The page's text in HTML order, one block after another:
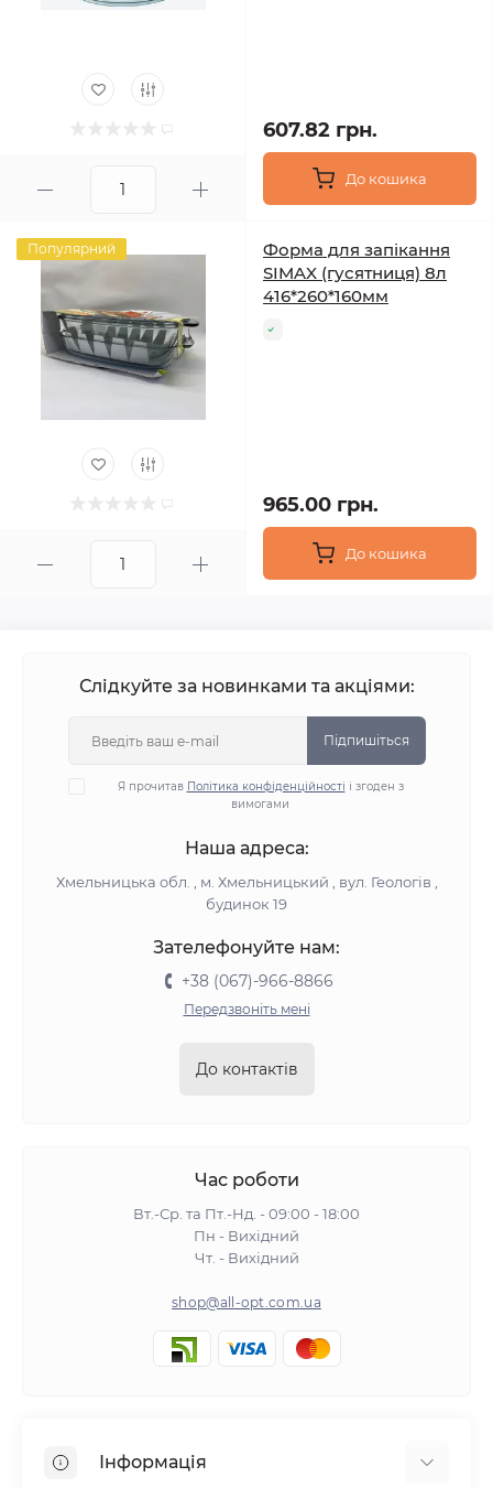
607.82 грн.
До кошика
Популярний
Форма для запікання
SIMAX (гусятниця) 8л
416*260*160мм
965.00 грн.
До кошика
Слідкуйте за новинками та акціями:
Підпишіться
Я прочитав Політика конфіденційності і згоден з
вимогами
Наша адреса:
Хмельницька обл. , м. Хмельницький , вул. Геологів ,
будинок 19
Зателефонуйте нам:
+38 (067)-966-8866
Передзвоніть мені
До контактів
Час роботи
Вт.-Ср. та Пт.-Нд. - 09:00 - 18:00
Пн - Вихідний
Чт. - Вихідний
shop@all-opt.com.ua
Інформація